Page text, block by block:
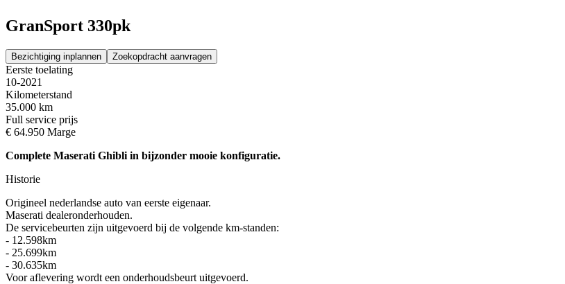
GranSport 330pk
Bezichtiging inplannen Zoekopdracht aanvragen
Eerste toelating
10-2021
Kilometerstand
35.000 km
Full service prijs
€ 64.950 Marge
Complete Maserati Ghibli in bijzonder mooie konfiguratie.
Historie
Origineel nederlandse auto van eerste eigenaar.
Maserati dealeronderhouden.
De servicebeurten zijn uitgevoerd bij de volgende km-standen:
- 12.598km
- 25.699km
- 30.635km
Voor aflevering wordt een onderhoudsbeurt uitgevoerd.